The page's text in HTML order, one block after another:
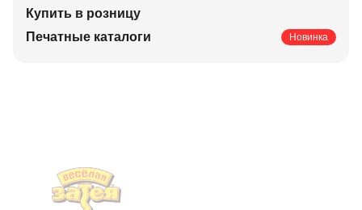
Купить в розницу
Печатные каталоги
Новинка